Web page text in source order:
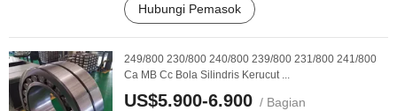
Hubungi Pemasok
249/800 230/800 240/800 239/800 231/800 241/800
Ca MB Cc Bola Silindris Kerucut ...
US$5.900-6.900 / Bagian